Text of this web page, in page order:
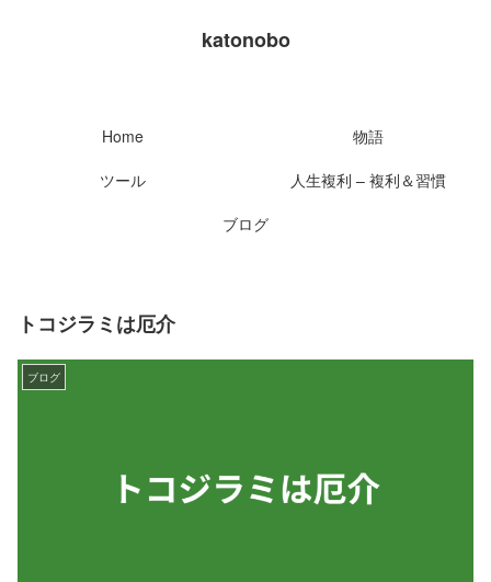
katonobo
Home
物語
ツール
人生複利 – 複利＆習慣
ブログ
トコジラミは厄介
ブログ